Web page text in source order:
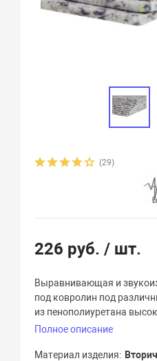
(29)
226 руб. / шт.
Выравнивающая и
под ковролин под
из пенополиуретана
Полное описание
Материал изделия